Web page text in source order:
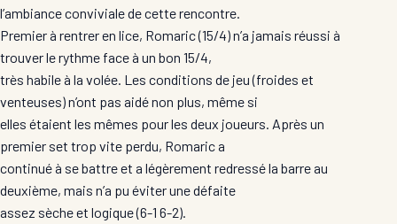
l’ambiance conviviale de cette rencontre.
Premier à rentrer en lice, Romaric (15/4) n’a jamais réussi à
trouver le rythme face à un bon 15/4,
très habile à la volée. Les conditions de jeu (froides et
venteuses) n’ont pas aidé non plus, même si
elles étaient les mêmes pour les deux joueurs. Après un
premier set trop vite perdu, Romaric a
continué à se battre et a légèrement redressé la barre au
deuxième, mais n’a pu éviter une défaite
assez sèche et logique (6-1 6-2).